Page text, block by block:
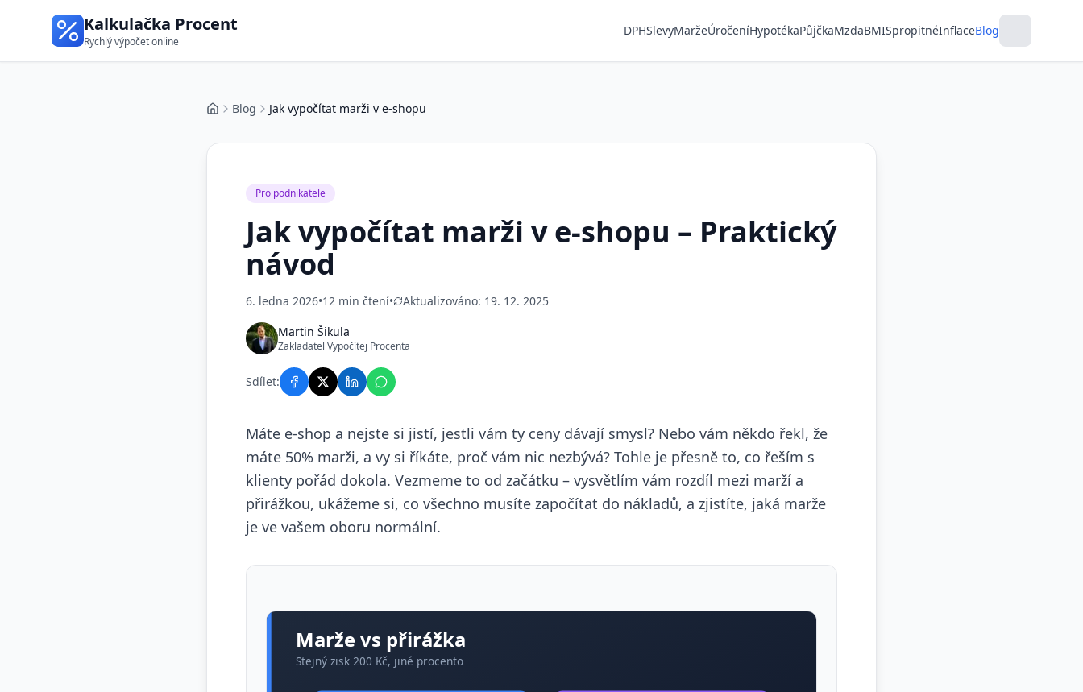
Kalkulačka Procent
Rychlý výpočet online
DPHSlevyMaržeÚročeníHypotékaPůjčkaMzdaBMISpropitnéInflaceBlog
DomůBlog Jak vypočítat marži v e-shopu
Pro podnikatele
Jak vypočítat marži v e-shopu – Praktický
návod
6. ledna 2026•12 min čtení• Aktualizováno: 19. 12. 2025
Martin Šikula
Zakladatel Vypočítej Procenta
Sdílet:
Máte e-shop a nejste si jistí, jestli vám ty ceny dávají smysl? Nebo vám někdo řekl, že
máte 50% marži, a vy si říkáte, proč vám nic nezbývá? Tohle je přesně to, co řeším s
klienty pořád dokola. Vezmeme to od začátku – vysvětlím vám rozdíl mezi marží a
přirážkou, ukážeme si, co všechno musíte započítat do nákladů, a zjistíte, jaká marže
je ve vašem oboru normální.